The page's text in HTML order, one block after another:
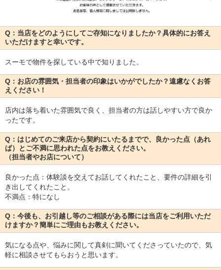
Q：当店をどのようにしてご存知になりましたか？具体的にお答え
いただけますと幸いです。
スーモで物件を探している中で知りました。
Q：お店の雰囲気・担当者の印象はいかがでしたか？遠慮なくお答
えください！
店内は落ち着いた雰囲気で良く、担当者の方は話しやすい方で良か
ったです。
Q：はじめてのご来店から契約にいたるまでで、良かった点（あれ
ば）とご不満に思われた点をお教えください。
（担当者やお店について）
良かった点：体験談を交えてお話してくれたこと、要件の詳細を引
き出してくれたこと。
不満点：特になし
Q：今後も、お引越し等のご相談がある際には当店をご利用いただ
けますか？簡単にご理由もお教えください。
気になる点や、悩みに関して真剣に聞いてくださっていたので、気
軽に相談させてもらおうと思います。